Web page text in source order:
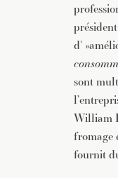
d'
sont
William
fromage
fournit